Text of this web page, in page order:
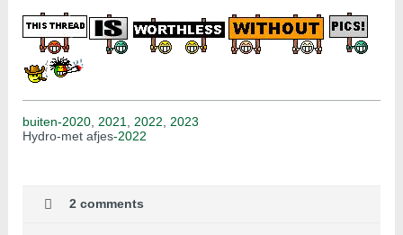
buiten-2020 2021 2022
2023
Hydro-met afjes-2022
2 comments